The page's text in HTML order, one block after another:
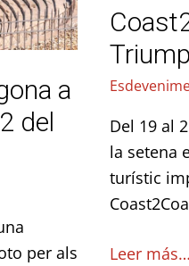
a
del
per als
Del 19 al
la setena
turístic
Scrambler
X
1200
Leer más…